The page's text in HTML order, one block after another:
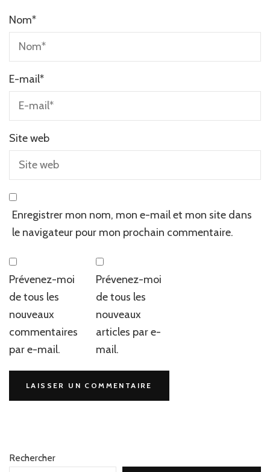
Nom*
E-mail*
Site web
Enregistrer mon nom, mon e-mail et mon site dans
le navigateur pour mon prochain commentaire.
Prévenez-moi
de tous les
nouveaux
commentaires
par e-mail.
Prévenez-moi
de tous les
nouveaux
articles par e-
mail.
Rechercher